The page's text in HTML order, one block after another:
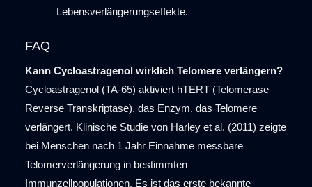
Lebensverlängerungseffekte.
FAQ
Kann Cycloastragenol wirklich Telomere verlängern?
Cycloastragenol (TA-65) aktiviert hTERT (Telomerase
Reverse Transkriptase), das Enzym, das Telomere
verlängert. Klinische Studie von Harley et al. (2011) zeigte
bei Menschen nach 1 Jahr Einnahme messbare
Telomerverlängerung in bestimmten
Immunzellpopulationen. Es ist das erste bekannte